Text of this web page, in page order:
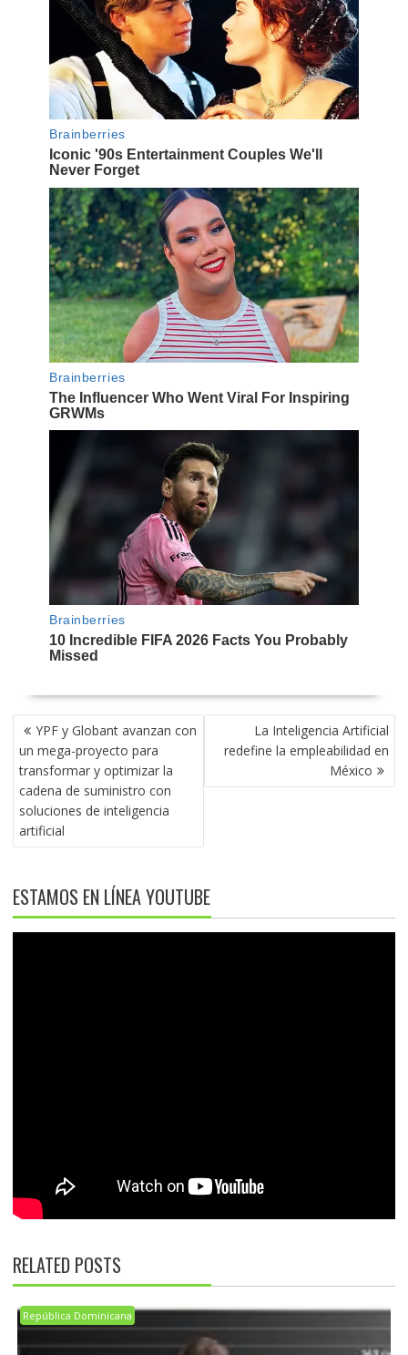
NAVEGACIÓN
DE
ENTRADAS
YPF y Globant avanzan con
un mega-proyecto para
transformar y optimizar la
cadena de suministro con
soluciones de inteligencia
artificial
La Inteligencia Artificial
redefine la empleabilidad en
México
ESTAMOS EN LÍNEA YOUTUBE
RELATED POSTS
República Dominicana